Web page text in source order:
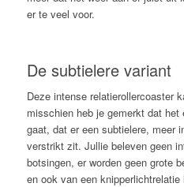
er te veel voor.
De subtielere variant
Deze intense relatierollercoaster
misschien heb je gemerkt dat
gaat, dat er een subtielere, meer
verstrikt zit. Jullie beleven geen
botsingen, er worden geen grote
en ook van een